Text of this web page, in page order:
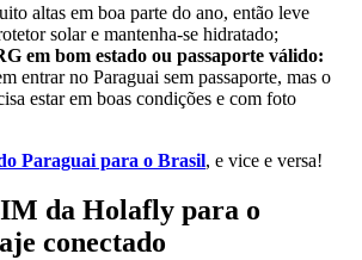
altas em boa parte do ano, então leve
solar e mantenha-se hidratado;
em bom estado ou passaporte válido:
entrar no Paraguai sem passaporte, mas o
estar em boas condições e com foto
Paraguai para o Brasil, e vice e versa!
da Holafly para o
conectado